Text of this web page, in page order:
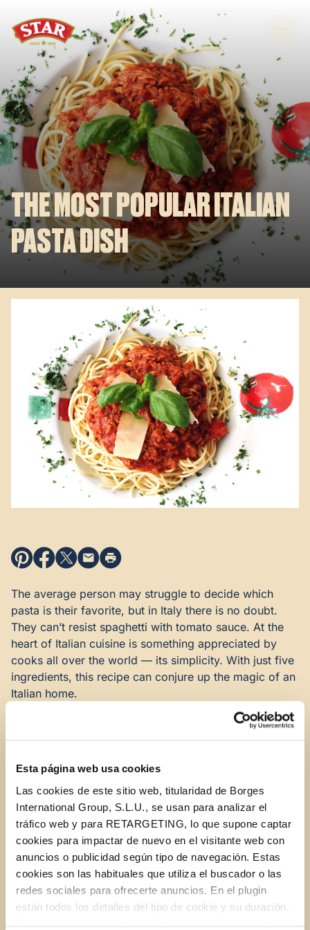
Esta página web usa cookies
Las cookies de este sitio web, titularidad de Borges
International Group, S.L.U., se usan para analizar el
tráfico web y para RETARGETING, lo que supone captar
cookies para impactar de nuevo en el visitante web con
anuncios o publicidad según tipo de navegación. Estas
cookies son las habituales que utiliza el buscador o las
redes sociales para ofrecerte anuncios. En el plugin
están todos los detalles del tipo de cookie y su duración.
THE MOST POPULAR ITALIAN
PASTA DISH
The average person may struggle to decide which
pasta is their favorite, but in Italy there is no doubt.
They can’t resist spaghetti with tomato sauce. At the
heart of Italian cuisine is something appreciated by
cooks all over the world — its simplicity. With just five
ingredients, this recipe can conjure up the magic of an
Italian home.
First and foremost you need good qualityextra virgin
tomatoes, an onion, garlic, basil and lots of love.
Sauté the chopped onion and garlic in extra virgin
olive oil for a couple of minutes, then add salt and
tomatoes.
Instructions
If it’s too acidic, you can always add a pinch of sugar.
Cook the sauce for about half an hour. When there’s
about ten minutes to go, cook the pasta in boiling
water. When the pasta is ready, strain well, sauté in the